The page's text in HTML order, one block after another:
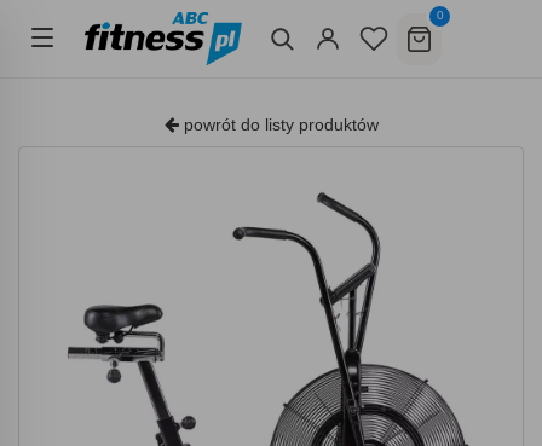
0
powrót do listy produktów